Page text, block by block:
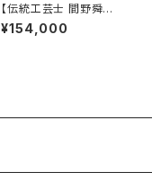
【伝統工芸士 間野舜園
作】朱泥丸六白梅彫急
須（本茶こし・木箱入）2
¥154,000